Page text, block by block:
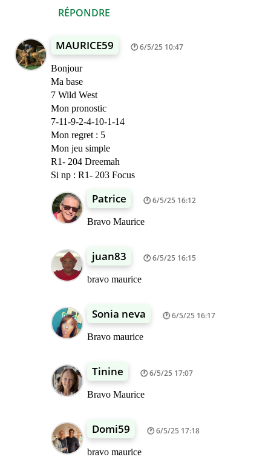
RÉPONDRE
MAURICE59 6/5/25 10:47
Bonjour
Ma base
7 Wild West
Mon pronostic
7-11-9-2-4-10-1-14
Mon regret : 5
Mon jeu simple
R1- 204 Dreemah
Si np : R1- 203 Focus
Patrice 6/5/25 16:12
Bravo Maurice
juan83 6/5/25 16:15
bravo maurice
Sonia neva 6/5/25 16:17
Bravo maurice
Tinine 6/5/25 17:07
Bravo Maurice
Domi59 6/5/25 17:18
bravo maurice